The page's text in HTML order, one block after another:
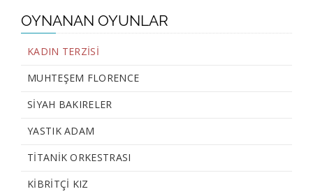
OYNANAN OYUNLAR
KADIN TERZİSİ
MUHTEŞEM FLORENCE
SİYAH BAKIRELER
YASTIK ADAM
TİTANİK ORKESTRASI
KİBRİTÇİ KIZ